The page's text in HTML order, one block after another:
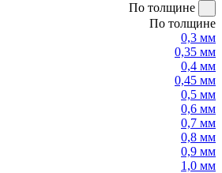
По толщине
По толщине
0,3 мм
0,35 мм
0,4 мм
0,45 мм
0,5 мм
0,6 мм
0,7 мм
0,8 мм
0,9 мм
1,0 мм